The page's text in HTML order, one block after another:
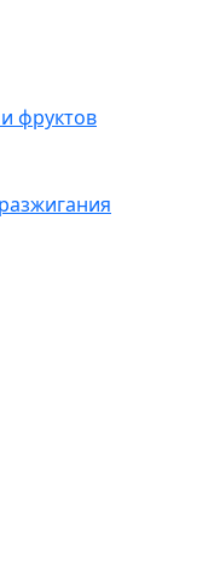
фруктов